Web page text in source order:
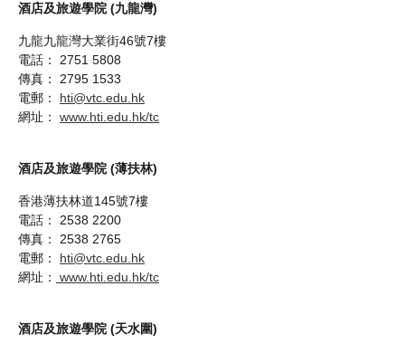
酒店及旅遊學院 (九龍灣)
九龍九龍灣大業街46號7樓
電話： 2751 5808
傳真： 2795 1533
電郵： hti@vtc.edu.hk
網址： www.hti.edu.hk/tc
酒店及旅遊學院 (薄扶林)
香港薄扶林道145號7樓
電話： 2538 2200
傳真： 2538 2765
電郵： hti@vtc.edu.hk
網址：
www.hti.edu.hk/tc
酒店及旅遊學院 (天水圍)